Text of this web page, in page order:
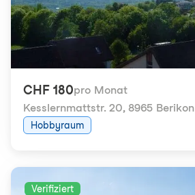
CHF 180pro Monat
Kesslernmattstr. 20, 8965 Berikon
Hobbyraum
Verifiziert